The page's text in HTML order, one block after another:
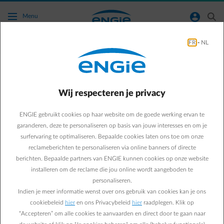
Ga naar de hoofdinhoud
Menu normal-account-circle search
Isolatie
Alle geheimen van het
EPC ontrafeld en tips om
je score te verbeteren
05/12/2023
FR - NL
Wij respecteren je privacy
ENGIE gebruikt cookies op haar website om de goede werking ervan te
garanderen, deze te personaliseren op basis van jouw interesses en om je
surfervaring te optimaliseren. Bepaalde cookies laten ons toe om onze
reclameberichten te personaliseren via online banners of directe
berichten. Bepaalde partners van ENGIE kunnen cookies op onze website
installeren om de reclame die jou online wordt aangeboden te
personaliseren.
Indien je meer informatie wenst over ons gebruik van cookies kan je ons
cookiebeleid hier en ons Privacybeleid hier raadplegen. Klik op
“Accepteren” om alle cookies te aanvaarden en direct door te gaan naar